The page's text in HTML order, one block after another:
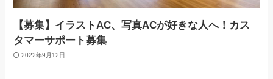
【募集】イラストAC、写真ACが好きな人へ！カス
タマーサポート募集
2022年9月12日